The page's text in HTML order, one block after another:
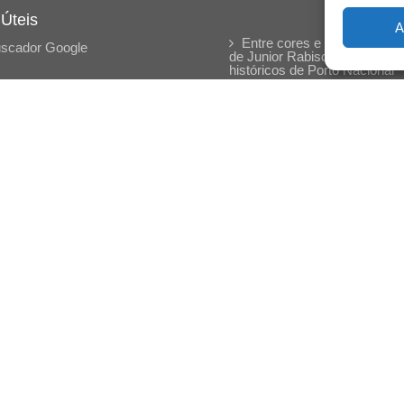
Google
Entre cores e memórias: a
de Junior Rabisco e os traços
históricos de Porto Nacional